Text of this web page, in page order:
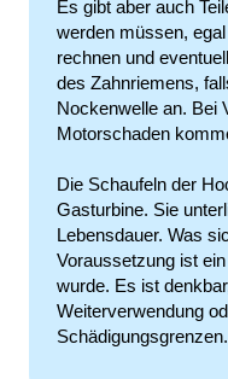
Es gibt aber auch
werden müssen,
rechnen und
des Zahnriemens,
Nockenwelle an. Bei
Motorschaden
Die Schaufeln der
Gasturbine. Sie
Lebensdauer. Was
Voraussetzung ist
wurde. Es ist
Weiterverwendung
Schädigungsgrenzen.